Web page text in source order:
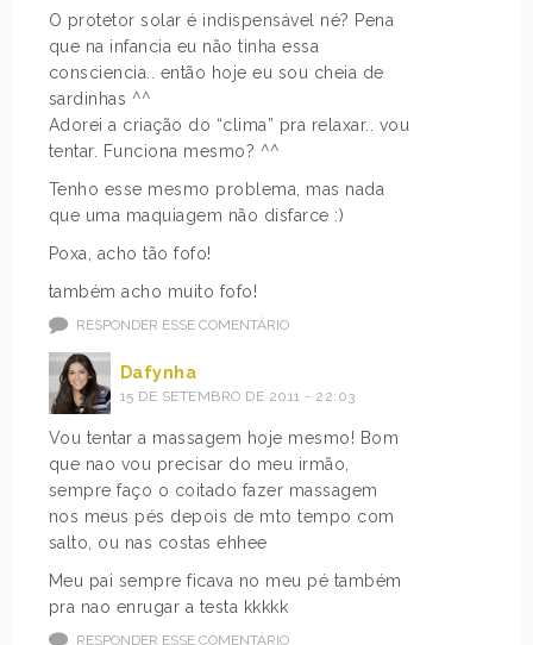
O protetor solar é indispensável né? Pena
que na infancia eu não tinha essa
consciencia.. então hoje eu sou cheia de
sardinhas ^^
Adorei a criação do “clima” pra relaxar.. vou
tentar. Funciona mesmo? ^^
Tenho esse mesmo problema, mas nada
que uma maquiagem não disfarce :)
Poxa, acho tão fofo!
também acho muito fofo!
RESPONDER ESSE COMENTÁRIO
Dafynha
15 DE SETEMBRO DE 2011 - 22:03
Vou tentar a massagem hoje mesmo! Bom
que nao vou precisar do meu irmão,
sempre faço o coitado fazer massagem
nos meus pés depois de mto tempo com
salto, ou nas costas ehhee
Meu pai sempre ficava no meu pé também
pra nao enrugar a testa kkkkk
RESPONDER ESSE COMENTÁRIO